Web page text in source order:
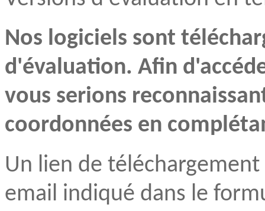
Nos logiciels sont
d'évaluation. Afin
vous serions
coordonnées en
Un lien de
email indiqué dans le